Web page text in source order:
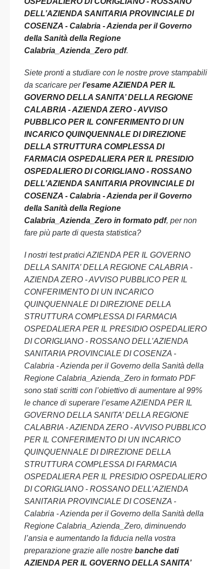
DELL’AZIENDA SANITARIA PROVINCIALE DI
COSENZA - Calabria - Azienda per il Governo
della Sanità della Regione
Calabria_Azienda_Zero pdf.
Siete pronti a studiare con le nostre prove stampabili
da scaricare perl’esame AZIENDA PER IL
GOVERNO DELLA SANITA’ DELLA REGIONE
CALABRIA - AZIENDA ZERO - AVVISO
PUBBLICO PER IL CONFERIMENTO DI UN
INCARICO QUINQUENNALE DI DIREZIONE
DELLA STRUTTURA COMPLESSA DI
FARMACIA OSPEDALIERA PER IL PRESIDIO
OSPEDALIERO DI CORIGLIANO - ROSSANO
DELL’AZIENDA SANITARIA PROVINCIALE DI
COSENZA - Calabria - Azienda per il Governo
della Sanità della Regione
Calabria_Azienda_Zero in formato pdf, per non
fare più parte di questa statistica?
I nostri test pratici AZIENDA PER IL GOVERNO
DELLA SANITA’ DELLA REGIONE CALABRIA -
AZIENDA ZERO - AVVISO PUBBLICO PER IL
CONFERIMENTO DI UN INCARICO
QUINQUENNALE DI DIREZIONE DELLA
STRUTTURA COMPLESSA DI FARMACIA
OSPEDALIERA PER IL PRESIDIO OSPEDALIERO
DI CORIGLIANO - ROSSANO DELL’AZIENDA
SANITARIA PROVINCIALE DI COSENZA -
Calabria - Azienda per il Governo della Sanità della
Regione Calabria_Azienda_Zero in formato PDF
sono stati scritti con l’obiettivo di aumentare al 99%
le chance di superare l’esame AZIENDA PER IL
GOVERNO DELLA SANITA’ DELLA REGIONE
CALABRIA - AZIENDA ZERO - AVVISO PUBBLICO
PER IL CONFERIMENTO DI UN INCARICO
QUINQUENNALE DI DIREZIONE DELLA
STRUTTURA COMPLESSA DI FARMACIA
OSPEDALIERA PER IL PRESIDIO OSPEDALIERO
DI CORIGLIANO - ROSSANO DELL’AZIENDA
SANITARIA PROVINCIALE DI COSENZA -
Calabria - Azienda per il Governo della Sanità della
Regione Calabria_Azienda_Zero, diminuendo
l’ansia e aumentando la fiducia nella vostra
preparazione grazie alle nostre banche dati
AZIENDA PER IL GOVERNO DELLA SANITA’